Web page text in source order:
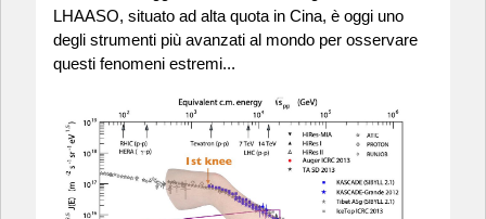
LHAASO, situato ad alta quota in Cina, è oggi uno
degli strumenti più avanzati al mondo per osservare
questi fenomeni estremi...